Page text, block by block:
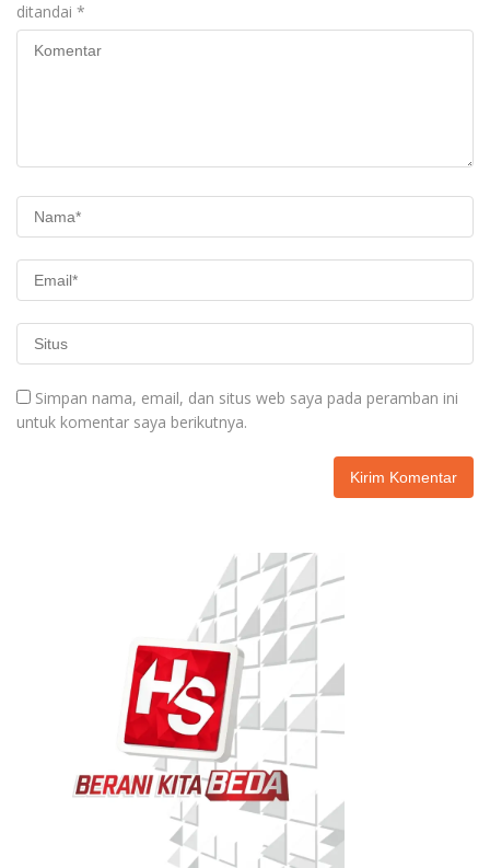
ditandai *
Simpan nama, email, dan situs web saya pada peramban ini
untuk komentar saya berikutnya.